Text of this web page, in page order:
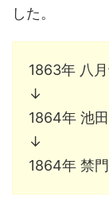
した。
1863年 八
↓
1864年 池
↓
1864年 禁